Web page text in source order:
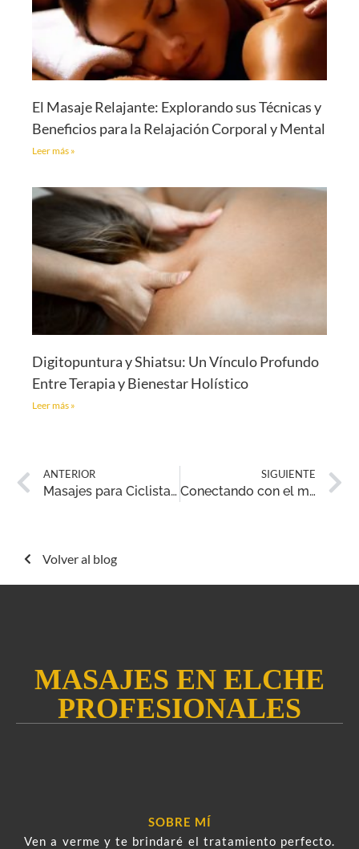
El Masaje Relajante: Explorando sus Técnicas y
Beneficios para la Relajación Corporal y Mental
Leer más »
Digitopuntura y Shiatsu: Un Vínculo Profundo
Entre Terapia y Bienestar Holístico
Leer más »
ANTERIOR
Masajes para Ciclistas en Elche: Recuperación y Rendimiento
SIGUIENTE
Conectando con el mundo ONline
Volver al blog
MASAJES EN ELCHE
PROFESIONALES
SOBRE MÍ
Ven a verme y te brindaré el tratamiento perfecto.